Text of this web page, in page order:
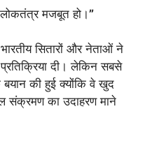
मजबूत हो।”
सितारों और नेताओं ने
दी। लेकिन सबसे
की हुई क्योंकि वे खुद
संक्रमण का उदाहरण माने